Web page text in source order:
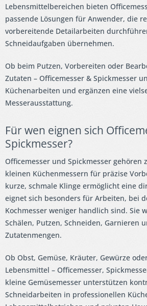
Lebensmittelbereichen bieten
passende Lösungen für Anwender, die
vorbereitende Detailarbeiten
Schneidaufgaben übernehmen.
Ob beim Putzen, Vorbereiten oder
Zutaten – Officemesser & Spickmesser
Küchenarbeiten und ergänzen eine
Messerausstattung.
Für wen eignen sich
Spickmesser?
Officemesser und Spickmesser gehören
kleinen Küchenmessern für präzise
kurze, schmale Klinge ermöglicht eine
eignet sich besonders für Arbeiten, bei
Kochmesser weniger handlich sind. Sie
Schälen, Putzen, Schneiden, Garnieren
Zutatenmengen.
Ob Obst, Gemüse, Kräuter, Gewürze
Lebensmittel – Officemesser,
kleine Gemüsemesser unterstützen
Schneidarbeiten in professionellen